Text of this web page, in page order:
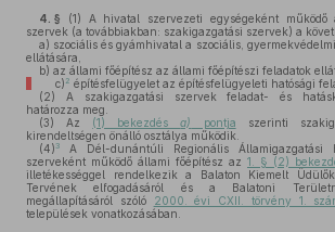
4. § (1) A hivatal szervezeti egységeként működő
szervek (a továbbiakban: szakigazgatási szervek) a
a) szociális és gyámhivatal a szociális,
ellátására,
b) az állami főépítész az állami főépítészi feladatok
c) 2 építésfelügyelet az építésfelügyeleti hatósági
(2) A szakigazgatási szervek feladat- és
határozza meg.
(3) Az (1) bekezdésa) pontja szerinti
kirendeltségen önálló osztálya működik.
(4) 3
A Dél-dunántúli Regionális Államigazgatási
szerveként működő állami főépítész az 1. § (2)
illetékességgel rendelkezik a Balaton Kiemelt
Tervének elfogadásáról és a Balatoni
megállapításáról szóló
2000. évi CXII. törvény 1.
települések vonatkozásában.